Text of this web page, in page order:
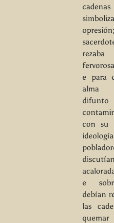
cadenas
rezaba
e para
difunto
con su
discutían
e
debían
las